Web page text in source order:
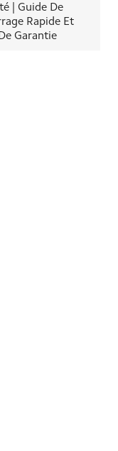
| Guide De
Rapide Et
Garantie